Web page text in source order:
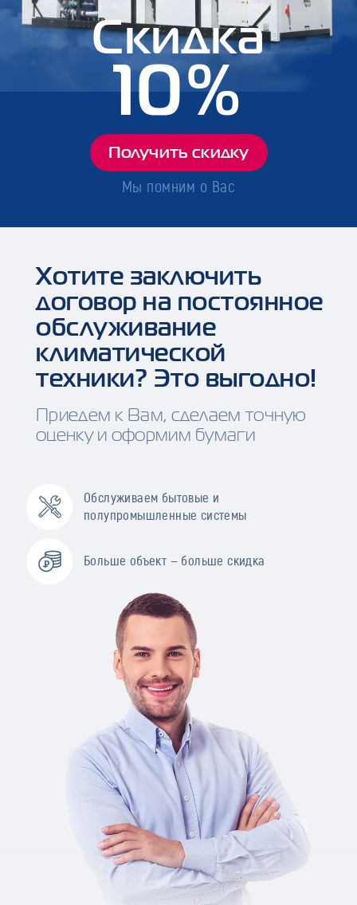
Мы помним о Вас
Скидка
10%
Получить скидку
Хотите заключить
договор на постоянное
обслуживание
климатической
техники? Это выгодно!
Приедем к Вам, сделаем точную
оценку и оформим бумаги
Обслуживаем бытовые и
полупромышленные системы
Больше объект — больше скидка